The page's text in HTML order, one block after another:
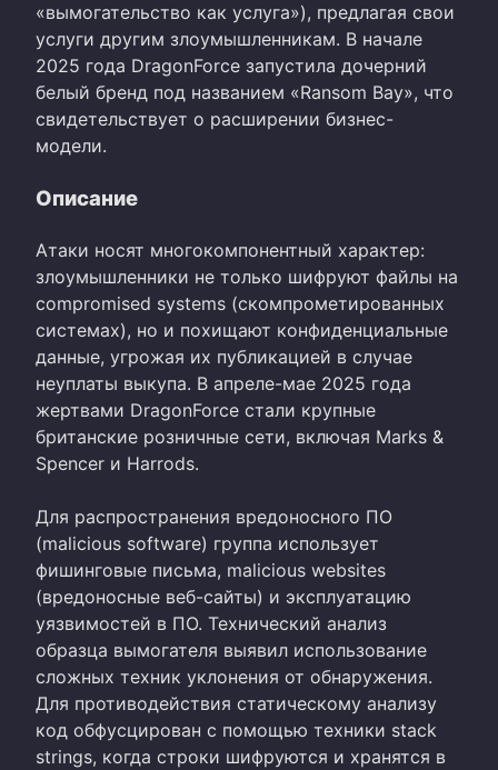
«вымогательство как услуга»), предлагая свои
услуги другим злоумышленникам. В начале
2025 года DragonForce запустила дочерний
белый бренд под названием «Ransom Bay», что
свидетельствует о расширении бизнес-
модели.
Описание
Атаки носят многокомпонентный характер:
злоумышленники не только шифруют файлы на
compromised systems (скомпрометированных
системах), но и похищают конфиденциальные
данные, угрожая их публикацией в случае
неуплаты выкупа. В апреле-мае 2025 года
жертвами DragonForce стали крупные
британские розничные сети, включая Marks &
Spencer и Harrods.
Для распространения вредоносного ПО
(malicious software) группа использует
фишинговые письма, malicious websites
(вредоносные веб-сайты) и эксплуатацию
уязвимостей в ПО. Технический анализ
образца вымогателя выявил использование
сложных техник уклонения от обнаружения.
Для противодействия статическому анализу
код обфусцирован с помощью техники stack
strings, когда строки шифруются и хранятся в